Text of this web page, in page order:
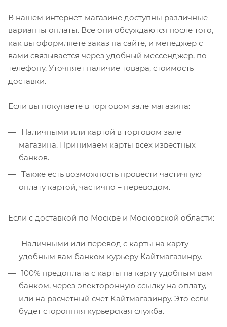
В нашем интернет-магазине доступны различные
варианты оплаты. Все они обсуждаются после того,
как вы оформляете заказ на сайте, и менеджер с
вами связывается через удобный мессенджер, по
телефону. Уточняет наличие товара, стоимость
доставки.
Если вы покупаете в торговом зале магазина:
Наличными или картой в торговом зале
магазина. Принимаем карты всех известных
банков.
Также есть возможность провести частичную
оплату картой, частично – переводом.
Если с доставкой по Москве и Московской области:
Наличными или перевод с карты на карту
удобным вам банком курьеру Кайтмагазинру.
100% предоплата с карты на карту удобным вам
банком, через электоронную ссылку на оплату,
или на расчетный счет Кайтмагазинру. Это если
будет сторонняя курьерская служба.